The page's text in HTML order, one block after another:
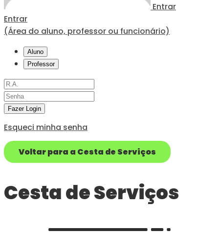
Entrar
Entrar
(Área do aluno, professor ou funcionário)
Aluno
Professor
Fazer Login
Esqueci minha senha
Voltar para a Cesta de Serviços
Cesta de Serviços